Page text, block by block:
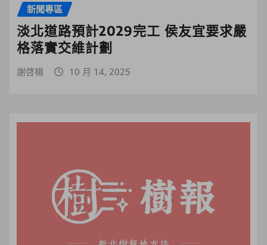
新聞專區
淡北道路預計2029完工 侯友宜要求嚴
格落實交維計劃
謝啓楊 10 月 14, 2025